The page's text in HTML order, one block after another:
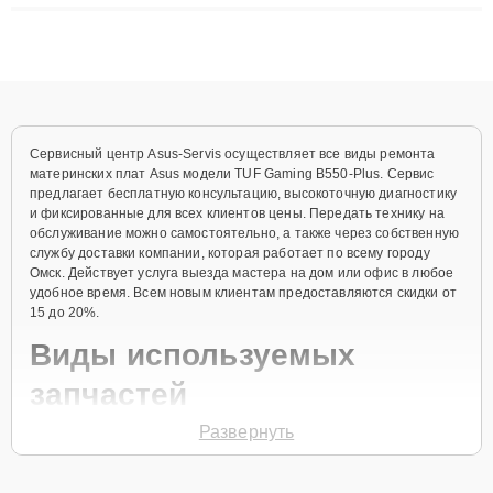
Сервисный центр Asus-Servis осуществляет все виды ремонта
материнских плат Asus модели TUF Gaming B550-Plus. Сервис
предлагает бесплатную консультацию, высокоточную диагностику
и фиксированные для всех клиентов цены. Передать технику на
обслуживание можно самостоятельно, а также через собственную
службу доставки компании, которая работает по всему городу
Омск. Действует услуга выезда мастера на дом или офис в любое
удобное время. Всем новым клиентам предоставляются скидки от
15 до 20%.
Виды используемых
запчастей
Для ремонта материнской платы модели TUF Gaming B550-Plus
Развернуть